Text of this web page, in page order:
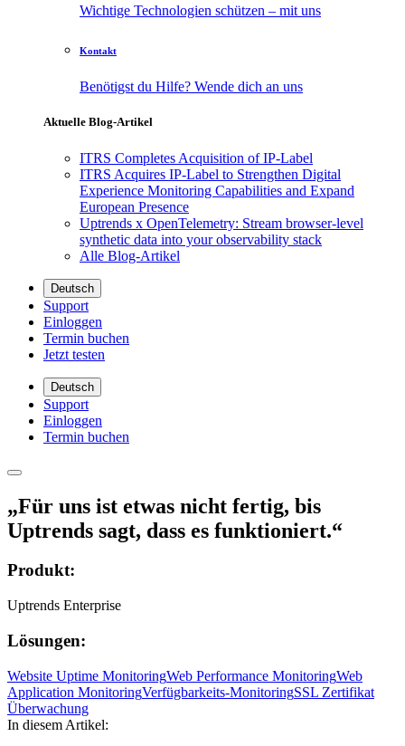
Wichtige Technologien schützen – mit uns
Kontakt
Benötigst du Hilfe? Wende dich an uns
Aktuelle Blog-Artikel
ITRS Completes Acquisition of IP-Label
ITRS Acquires IP-Label to Strengthen Digital
Experience Monitoring Capabilities and Expand
European Presence
Uptrends x OpenTelemetry: Stream browser-level
synthetic data into your observability stack
Alle Blog-Artikel
Deutsch
Support
Einloggen
Termin buchen
Jetzt testen
Deutsch
Support
Einloggen
Termin buchen
„Für uns ist etwas nicht fertig, bis
Uptrends sagt, dass es funktioniert.“
Produkt:
Uptrends Enterprise
Lösungen:
Website Uptime MonitoringWeb Performance MonitoringWeb
Application MonitoringVerfügbarkeits-MonitoringSSL Zertifikat
Überwachung
In diesem Artikel: